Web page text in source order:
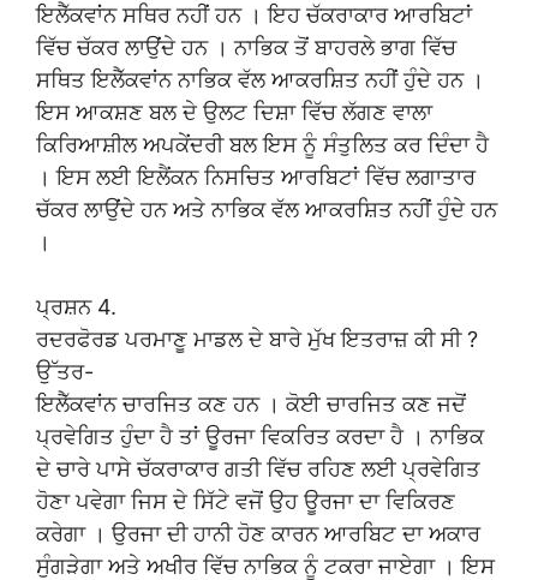
ਇਲੈੱਕਵਾਂਨ ਸਥਿਰ ਨਹੀਂ ਹਨ । ਇਹ ਚੱਕਰਾਕਾਰ ਆਰਬਿਟਾਂ
ਵਿੱਚ ਚੱਕਰ ਲਾਉਂਦੇ ਹਨ । ਨਾਭਿਕ ਤੋਂ ਬਾਹਰਲੇ ਭਾਗ ਵਿੱਚ
ਸਥਿਤ ਇਲੈੱਕਵਾਂਨ ਨਾਭਿਕ ਵੱਲ ਆਕਰਸ਼ਿਤ ਨਹੀਂ ਹੁੰਦੇ ਹਨ ।
ਇਸ ਆਕਸ਼ਣ ਬਲ ਦੇ ਉਲਟ ਦਿਸ਼ਾ ਵਿੱਚ ਲੱਗਣ ਵਾਲਾ
ਕਿਰਿਆਸ਼ੀਲ ਅਪਕੇਂਦਰੀ ਬਲ ਇਸ ਨੂੰ ਸੰਤੁਲਿਤ ਕਰ ਦਿੰਦਾ ਹੈ
। ਇਸ ਲਈ ਇਲੈਂਕਨ ਨਿਸਚਿਤ ਆਰਬਿਟਾਂ ਵਿੱਚ ਲਗਾਤਾਰ
ਚੱਕਰ ਲਾਉਂਦੇ ਹਨ ਅਤੇ ਨਾਭਿਕ ਵੱਲ ਆਕਰਸ਼ਿਤ ਨਹੀਂ ਹੁੰਦੇ ਹਨ
।
ਪ੍ਰਸ਼ਨ 4.
ਰਦਰਫੋਰਡ ਪਰਮਾਣੂ ਮਾਡਲ ਦੇ ਬਾਰੇ ਮੁੱਖ ਇਤਰਾਜ਼ ਕੀ ਸੀ ?
ਉੱਤਰ-
ਇਲੈੱਕਵਾਂਨ ਚਾਰਜਿਤ ਕਣ ਹਨ । ਕੋਈ ਚਾਰਜਿਤ ਕਣ ਜਦੋਂ
ਪ੍ਰਵੇਗਿਤ ਹੁੰਦਾ ਹੈ ਤਾਂ ਊਰਜਾ ਵਿਕਰਿਤ ਕਰਦਾ ਹੈ । ਨਾਭਿਕ
ਦੇ ਚਾਰੇ ਪਾਸੇ ਚੱਕਰਾਕਾਰ ਗਤੀ ਵਿੱਚ ਰਹਿਣ ਲਈ ਪ੍ਰਵੇਗਿਤ
ਹੋਣਾ ਪਵੇਗਾ ਜਿਸ ਦੇ ਸਿੱਟੇ ਵਜੋਂ ਉਹ ਊਰਜਾ ਦਾ ਵਿਕਿਰਣ
ਕਰੇਗਾ । ਉਰਜਾ ਦੀ ਹਾਨੀ ਹੋਣ ਕਾਰਨ ਆਰਬਿਟ ਦਾ ਅਕਾਰ
ਸੁੰਗੜੇਗਾ ਅਤੇ ਅਖੀਰ ਵਿੱਚ ਨਾਭਿਕ ਨੂੰ ਟਕਰਾ ਜਾਏਗਾ । ਇਸ